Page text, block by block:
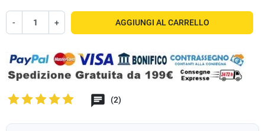
- + AGGIUNGI AL CARRELLO
(2)